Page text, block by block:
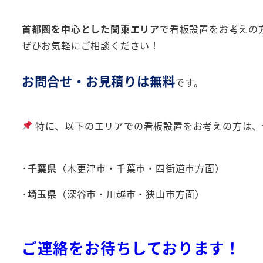
首都圏を中心とした関東エリアで看板設置をお考えの
ぜひお気軽にご相談ください！
お問合せ・お見積りは無料です。
特に、以下のエリアでの看板設置をお考えの方は
·千葉県 （木更津市・千葉市・四街道市方面）
·埼玉県 （深谷市・川越市・狭山市方面）
ご連絡をお待ちしております！